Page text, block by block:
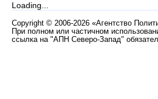
Loading...
Copyright © 2006-2026 «Агентство
При полном или частичном
ссылка на "АПН Северо-Запад"